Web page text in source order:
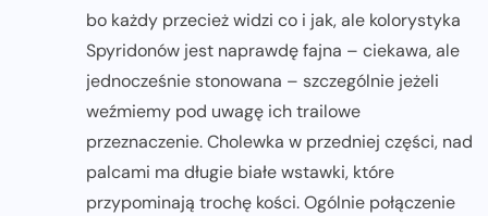
bo każdy przecież widzi co i jak, ale kolorystyka
Spyridonów jest naprawdę fajna – ciekawa, ale
jednocześnie stonowana – szczególnie jeżeli
weźmiemy pod uwagę ich trailowe
przeznaczenie. Cholewka w przedniej części, nad
palcami ma długie białe wstawki, które
przypominają trochę kości. Ogólnie połączenie